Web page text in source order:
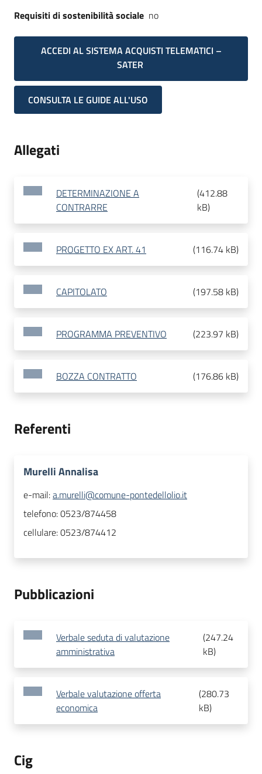
Requisiti di sostenibilità sociale no
ACCEDI AL SISTEMA ACQUISTI TELEMATICI –
SATER
CONSULTA LE GUIDE ALL'USO
Allegati
DETERMINAZIONE A
CONTRARRE
(412.88
kB)
PROGETTO EX ART. 41 (116.74 kB)
CAPITOLATO (197.58 kB)
PROGRAMMA PREVENTIVO (223.97 kB)
BOZZA CONTRATTO (176.86 kB)
Referenti
Murelli Annalisa
e-mail:a.murelli@comune-pontedellolio.it
telefono:0523/874458
cellulare:0523/874412
Pubblicazioni
Verbale seduta di valutazione
amministrativa
(247.24
kB)
Verbale valutazione offerta
economica
(280.73
kB)
Cig